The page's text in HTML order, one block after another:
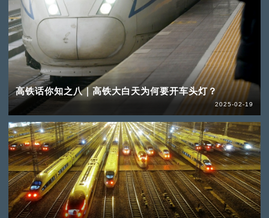
高铁话你知之八｜高铁大白天为何要开车头灯？
2025-02-19